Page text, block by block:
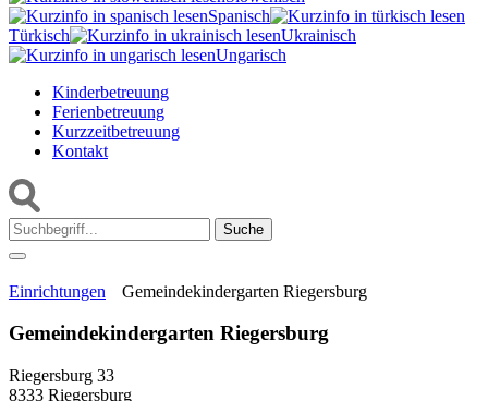
Spanisch
Türkisch
Ukrainisch
Ungarisch
Kinderbetreuung
Ferienbetreuung
Kurzzeitbetreuung
Kontakt
Suche:
Einrichtungen Gemeindekindergarten Riegersburg
Gemeindekindergarten Riegersburg
Riegersburg 33
8333 Riegersburg